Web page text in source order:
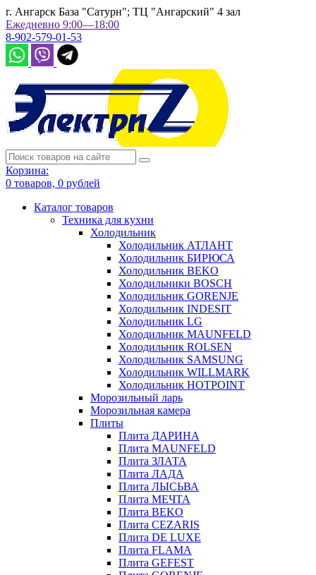
г. Ангарск База "Сатурн"; ТЦ "Ангарский" 4 зал
Ежедневно 9:00—18:00
8-902-579-01-53
Корзина:
0 товаров, 0 рублей
Каталог товаров
Техника для кухни
Холодильник
Холодильник АТЛАНТ
Холодильник БИРЮСА
Холодильник BEKO
Холодильники BOSCH
Холодильник GORENJE
Холодильник INDESIT
Холодильник LG
Холодильник MAUNFELD
Холодильник ROLSEN
Холодильник SAMSUNG
Холодильник WILLMARK
Холодильник HOTPOINT
Морозильный ларь
Морозильная камера
Плиты
Плита ДАРИНА
Плита MAUNFELD
Плита ЗЛАТА
Плита ЛАДА
Плита ЛЫСЬВА
Плита МЕЧТА
Плита BEKO
Плита CEZARIS
Плита DE LUXE
Плита FLAMA
Плита GEFEST